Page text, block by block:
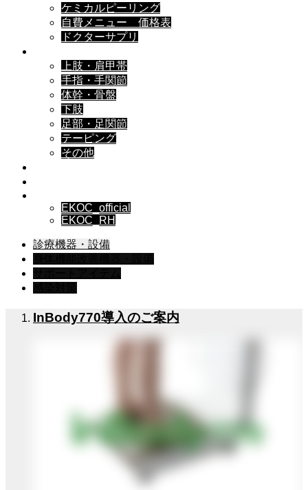
ケミカルピーリング
自費メニュー 価格表
ドクターサプリ
上肢・肩甲帯
手指・手関節
体幹・骨盤
下肢
足部・足関節
テーピング
その他
EKOC_official
EKOC_RH
診療機器・設備
InBody770導入のご案内